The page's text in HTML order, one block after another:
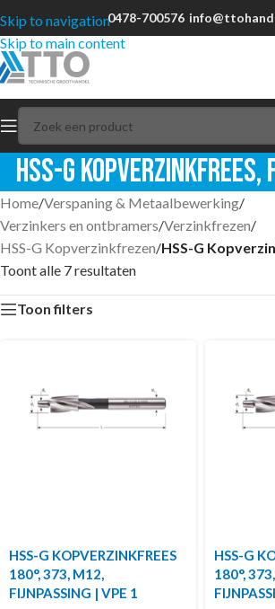
Skip to navigation
Skip to main content
0478-700576
HSS-G
Home/Verspaning & Metaalbewerking/
Verzinkers en ontbramers/Verzinkfrezen/
HSS-G Kopverzinkfrezen/HSS-G
Toont alle 7 resultaten
Toon filters
HSS-G KOPVERZINKFREES
180°, 373, M12,
FIJNPASSING | VPE 1
HSS-G
180°,